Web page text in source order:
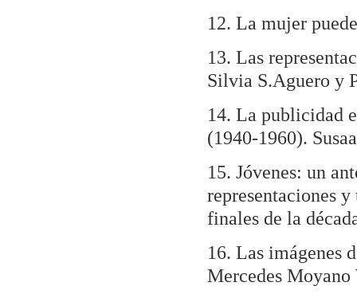
12. La mujer
13. Las
Silvia S.Aguero y
14. La publicidad
(1940-1960).
15. Jóvenes: un
representaciones
finales de la
16. Las imágenes
Mercedes Moyano